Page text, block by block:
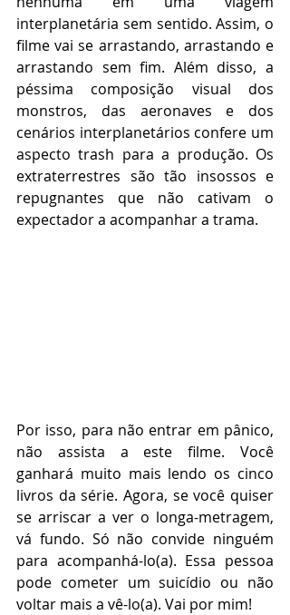
interplanetária sem sentido. Assim, o
filme vai se arrastando, arrastando e
arrastando sem fim. Além disso, a
péssima composição visual dos
monstros, das aeronaves e dos
cenários interplanetários confere um
aspecto trash para a produção. Os
extraterrestres são tão insossos e
repugnantes que não cativam o
expectador a acompanhar a trama.
Por isso, para não entrar em pânico,
não assista a este filme. Você
ganhará muito mais lendo os cinco
livros da série. Agora, se você quiser
se arriscar a ver o longa-metragem,
vá fundo. Só não convide ninguém
para acompanhá-lo(a). Essa pessoa
pode cometer um suicídio ou não
voltar mais a vê-lo(a). Vai por mim!